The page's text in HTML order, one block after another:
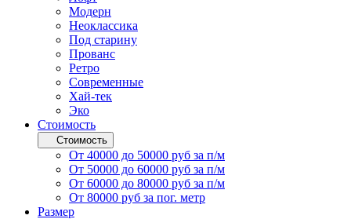
Модерн
Неоклассика
Под старину
Прованс
Ретро
Современные
Хай-тек
Эко
Стоимость
Стоимость
От 40000 до 50000 руб за п/м
От 50000 до 60000 руб за п/м
От 60000 до 80000 руб за п/м
От 80000 руб за пог. метр
Размер